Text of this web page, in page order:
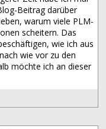
Beitrag darüber
warum viele PLM-
scheitern. Das
wie ich aus
wie vor zu den
möchte ich an dieser